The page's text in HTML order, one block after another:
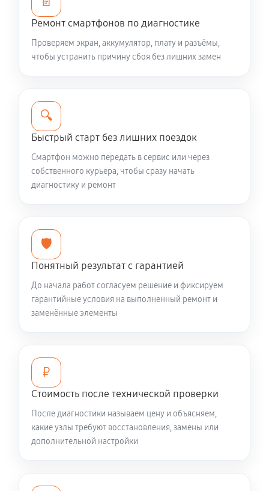
Ремонт сим-лотка телефона Xiaomi Redmi Note 9
Pro
Ремонт смартфонов по диагностике
Проверяем экран, аккумулятор, плату и разъёмы,
чтобы устранить причину сбоя без лишних замен
🔍
Быстрый старт без лишних поездок
Смартфон можно передать в сервис или через
собственного курьера, чтобы сразу начать
диагностику и ремонт
🛡️
Понятный результат с гарантией
До начала работ согласуем решение и фиксируем
гарантийные условия на выполненный ремонт и
заменённые элементы
₽
Стоимость после технической проверки
После диагностики называем цену и объясняем,
какие узлы требуют восстановления, замены или
дополнительной настройки